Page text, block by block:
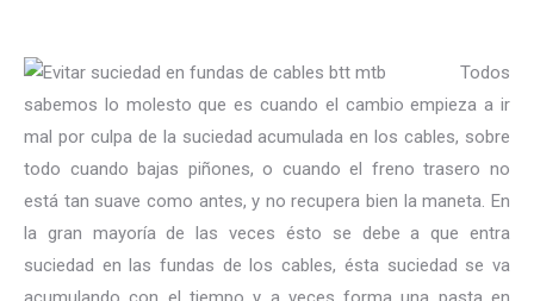
Todos
sabemos lo molesto que es cuando el cambio empieza a ir
mal por culpa de la suciedad acumulada en los cables, sobre
todo cuando bajas piñones, o cuando el freno trasero no
está tan suave como antes, y no recupera bien la maneta. En
la gran mayoría de las veces ésto se debe a que entra
suciedad en las fundas de los cables, ésta suciedad se va